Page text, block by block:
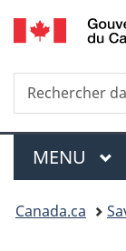
Rechercher
dans
Menu
MENU
Vous
Canada.ca